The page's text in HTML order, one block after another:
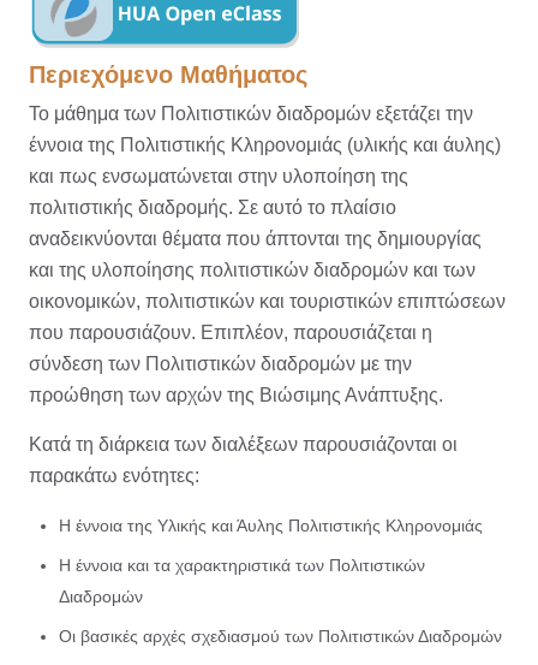
Περιεχόμενο Μαθήματος
Το μάθημα των Πολιτιστικών διαδρομών εξετάζει την
έννοια της Πολιτιστικής Κληρονομιάς (υλικής και άυλης)
και πως ενσωματώνεται στην υλοποίηση της
πολιτιστικής διαδρομής. Σε αυτό το πλαίσιο
αναδεικνύονται θέματα που άπτονται της δημιουργίας
και της υλοποίησης πολιτιστικών διαδρομών και των
οικονομικών, πολιτιστικών και τουριστικών επιπτώσεων
που παρουσιάζουν. Επιπλέον, παρουσιάζεται η
σύνδεση των Πολιτιστικών διαδρομών με την
προώθηση των αρχών της Βιώσιμης Ανάπτυξης.
Κατά τη διάρκεια των διαλέξεων παρουσιάζονται οι
παρακάτω ενότητες:
Η έννοια της Υλικής και Άυλης Πολιτιστικής Κληρονομιάς
Η έννοια και τα χαρακτηριστικά των Πολιτιστικών
Διαδρομών
Οι βασικές αρχές σχεδιασμού των Πολιτιστικών Διαδρομών